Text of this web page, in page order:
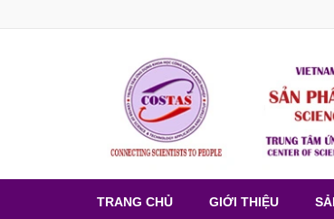
TRANG CHỦ GIỚI THIỆU